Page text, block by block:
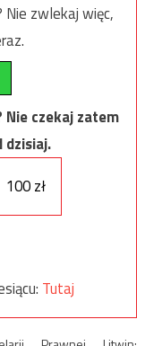
Nie zwlekaj więc,
czekaj zatem
dzisiaj.
100 zł
Tutaj